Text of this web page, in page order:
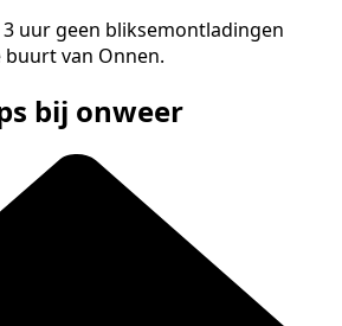
uur geen bliksemontladingen
van Onnen.
bij onweer